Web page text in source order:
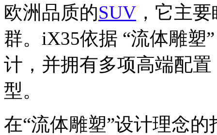
欧洲品质的SUV ，它主
群。iX35依据 “流体雕塑
计，并拥有多项高端配
型。
在“流体雕塑”设计理念